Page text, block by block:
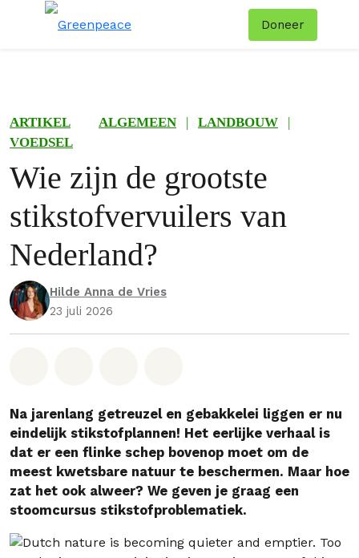
Doneer
ARTIKEL ALGEMEEN | LANDBOUW
|
VOEDSEL
Wie zijn de grootste
stikstofvervuilers van
Nederland?
Hilde Anna de Vries
23 juli 2026
Na jarenlang getreuzel en gebakkelei liggen er nu
eindelijk stikstofplannen! Het eerlijke verhaal is
dat er een flinke schep bovenop moet om de
meest kwetsbare natuur te beschermen. Maar hoe
zat het ook alweer? We geven je graag een
stoomcursus stikstofproblematiek.